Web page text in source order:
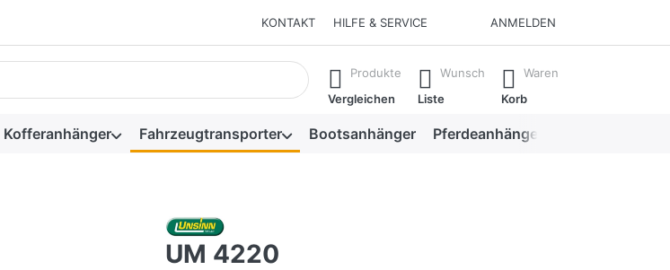
KONTAKT HILFE & SERVICE ANMELDEN
Während Sie tippen, erscheinen automatisch erste Ergebnisse. Drücken Sie die Eingabetaste, um alle
Produkte
Vergleichen
Wunsch
Liste
Waren
Korb
Kofferanhänger Fahrzeugtransporter Bootsanhänger Pferdeanhänger
UM 4220